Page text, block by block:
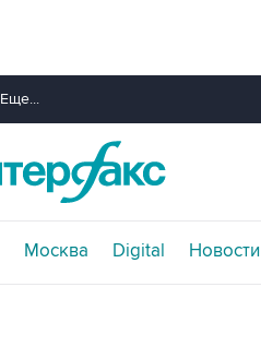
Еще...
Москва Digital Новости